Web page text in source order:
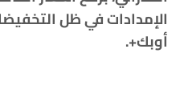
الإمدادات في ظل
أوبك+.